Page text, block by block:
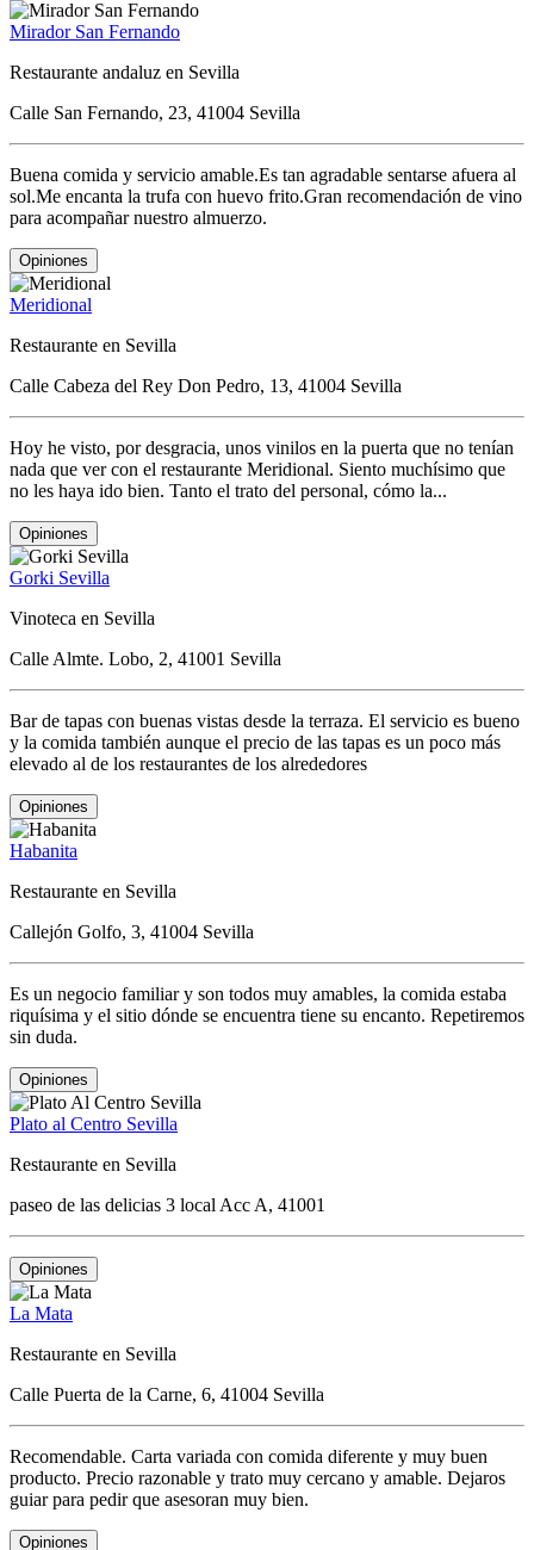
Mirador San Fernando
Restaurante andaluz en Sevilla
Calle San Fernando, 23, 41004 Sevilla
Buena comida y servicio amable.Es tan agradable sentarse afuera al
sol.Me encanta la trufa con huevo frito.Gran recomendación de vino
para acompañar nuestro almuerzo.
Opiniones
Meridional
Restaurante en Sevilla
Calle Cabeza del Rey Don Pedro, 13, 41004 Sevilla
Hoy he visto, por desgracia, unos vinilos en la puerta que no tenían
nada que ver con el restaurante Meridional. Siento muchísimo que
no les haya ido bien. Tanto el trato del personal, cómo la...
Opiniones
Gorki Sevilla
Vinoteca en Sevilla
Calle Almte. Lobo, 2, 41001 Sevilla
Bar de tapas con buenas vistas desde la terraza. El servicio es bueno
y la comida también aunque el precio de las tapas es un poco más
elevado al de los restaurantes de los alrededores
Opiniones
Habanita
Restaurante en Sevilla
Callejón Golfo, 3, 41004 Sevilla
Es un negocio familiar y son todos muy amables, la comida estaba
riquísima y el sitio dónde se encuentra tiene su encanto. Repetiremos
sin duda.
Opiniones
Plato al Centro Sevilla
Restaurante en Sevilla
paseo de las delicias 3 local Acc A, 41001
Opiniones
La Mata
Restaurante en Sevilla
Calle Puerta de la Carne, 6, 41004 Sevilla
Recomendable. Carta variada con comida diferente y muy buen
producto. Precio razonable y trato muy cercano y amable. Dejaros
guiar para pedir que asesoran muy bien.
Opiniones